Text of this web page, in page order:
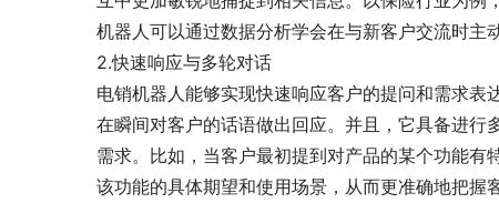
机器人可以通过数据分析学会在与新客户交流时主
2.快速响应与多轮对话
电销机器人能够实现快速响应客户的提问和需求
在瞬间对客户的话语做出回应。并且，它具备进
需求。比如，当客户最初提到对产品的某个功能
该功能的具体期望和使用场景，从而更准确地把握